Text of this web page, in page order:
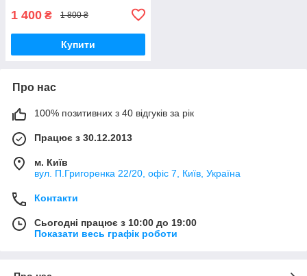
1 400 ₴ 1 800 ₴
Купити
Про нас
100% позитивних з 40 відгуків за рік
Працює з 30.12.2013
м. Київ
вул. П.Григоренка 22/20, офіс 7, Київ, Україна
Контакти
Сьогодні працює з 10:00 до 19:00
Показати весь графік роботи